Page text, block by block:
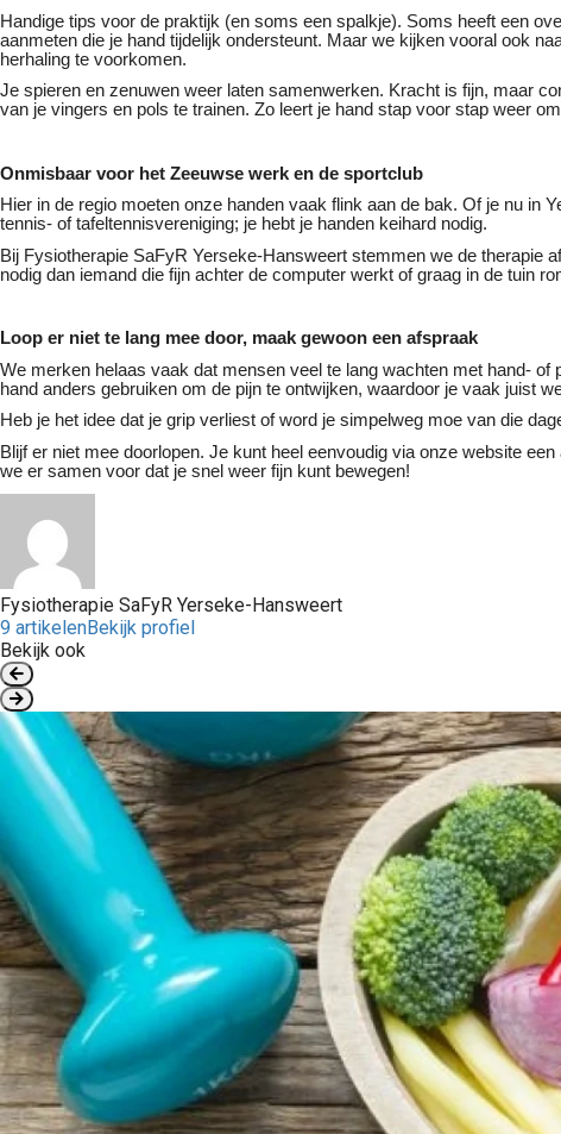
Handige tips voor de praktijk (en soms een spalkje). Soms heeft een
aanmeten die je hand tijdelijk ondersteunt. Maar we kijken vooral ook
herhaling te voorkomen.
Je spieren en zenuwen weer laten samenwerken. Kracht is fijn, maar
van je vingers en pols te trainen. Zo leert je hand stap voor stap weer
Onmisbaar voor het Zeeuwse werk en de sportclub
Hier in de regio moeten onze handen vaak flink aan de bak. Of je nu in
tennis- of tafeltennisvereniging; je hebt je handen keihard nodig.
Bij Fysiotherapie SaFyR Yerseke-Hansweert stemmen we de therapie
nodig dan iemand die fijn achter de computer werkt of graag in de tuin
Loop er niet te lang mee door, maak gewoon een afspraak
We merken helaas vaak dat mensen veel te lang wachten met hand-
hand anders gebruiken om de pijn te ontwijken, waardoor je vaak juist
Heb je het idee dat je grip verliest of word je simpelweg moe van die
Blijf er niet mee doorlopen. Je kunt heel eenvoudig via onze website
we er samen voor dat je snel weer fijn kunt bewegen!
Fysiotherapie SaFyR Yerseke-Hansweert
9 artikelenBekijk profiel
Bekijk ook